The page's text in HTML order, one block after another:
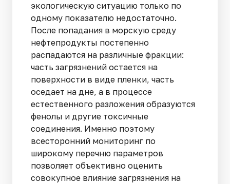
экологическую ситуацию только по
одному показателю недостаточно.
После попадания в морскую среду
нефтепродукты постепенно
распадаются на различные фракции:
часть загрязнений остается на
поверхности в виде пленки, часть
оседает на дне, а в процессе
естественного разложения образуются
фенолы и другие токсичные
соединения. Именно поэтому
всесторонний мониторинг по
широкому перечню параметров
позволяет объективно оценить
совокупное влияние загрязнения на